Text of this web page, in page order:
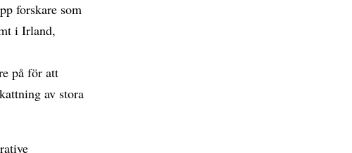
forskare som
i Irland,
på för att
av stora